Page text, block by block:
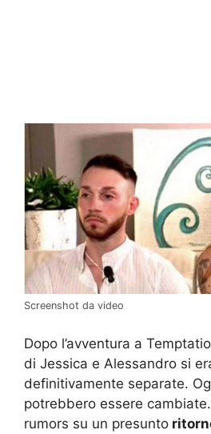
Screenshot da video
Dopo l’avventura a
di Jessica e Alessandro si
definitivamente separate.
potrebbero essere
rumors su un presunto